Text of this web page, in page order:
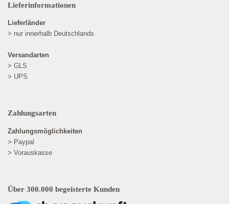
Lieferinformationen
Lieferländer
> nur innerhalb Deutschlands
Versandarten
> GLS
> UPS
Zahlungsarten
Zahlungsmöglichkeiten
> Paypal
> Vorauskasse
Über 300.000 begeisterte Kunden